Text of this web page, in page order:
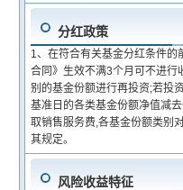
分红政策
1、在符合有关基金分红条件
合同》生效不满3个月可不进行
别的基金份额进行再投资;若投
基准日的各类基金份额净值减
取销售服务费,各基金份额类别
其规定。
风险收益特征